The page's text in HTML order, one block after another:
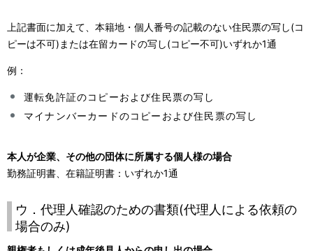
上記書面に加えて、本籍地・個人番号の記載のない住民票の写し(コ
ピーは不可)または在留カードの写し(コピー不可)いずれか1通
例：
運転免許証のコピーおよび住民票の写し
マイナンバーカードのコピーおよび住民票の写し
本人が企業、その他の団体に所属する個人様の場合
勤務証明書、在籍証明書：いずれか1通
ウ．代理人確認のための書類(代理人による依頼の
場合のみ)